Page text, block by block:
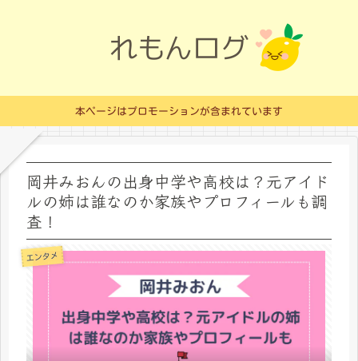
本ページはプロモーションが含まれています
岡井みおんの出身中学や高校は？元アイド
ルの姉は誰なのか家族やプロフィールも調
査！
エンタメ